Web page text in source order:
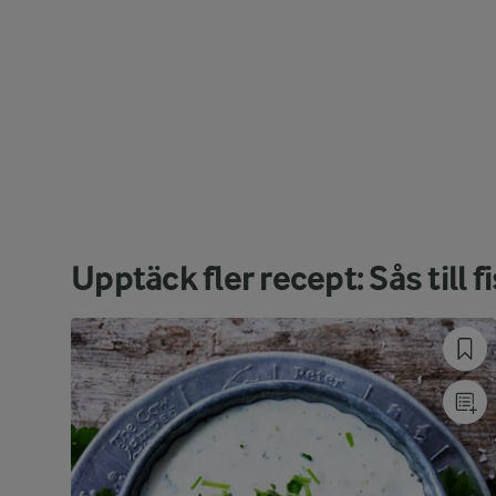
Upptäck fler recept: Sås till